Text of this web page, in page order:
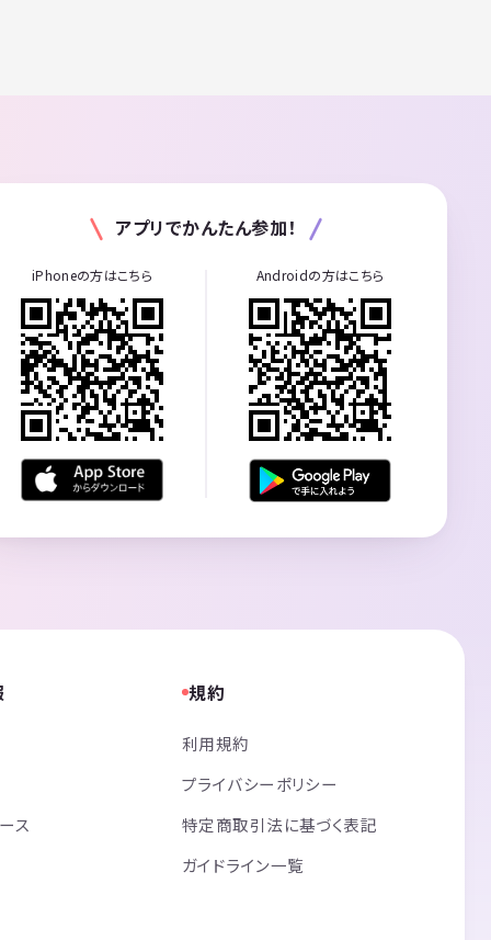
アプリでかんたん参加！
iPhoneの方はこちら Androidの方はこちら
ス
規約
利用規約
プライバシーポリシー
特定商取引法に基づく表記
ガイドライン一覧